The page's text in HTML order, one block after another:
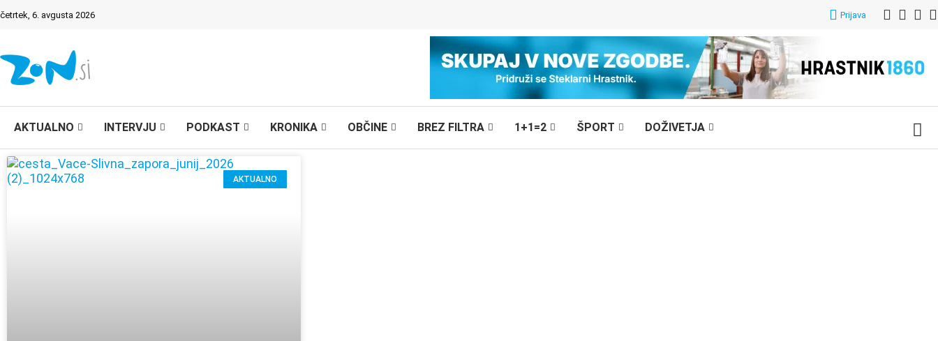
četrtek, 6. avgusta 2026 Prijava
AKTUALNO INTERVJU PODKAST KRONIKA OBČINE BREZ FILTRA 1+1=2 ŠPORT DOŽIVETJA
AKTUALNO